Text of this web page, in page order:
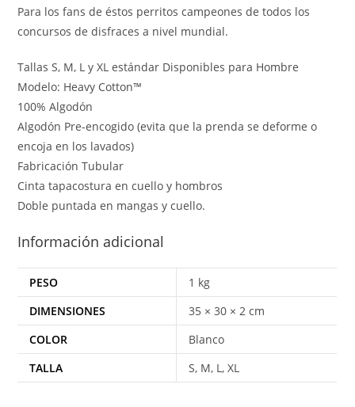
Para los fans de éstos perritos campeones de todos los
concursos de disfraces a nivel mundial.
Tallas S, M, L y XL estándar Disponibles para Hombre
Modelo: Heavy Cotton™
100% Algodón
Algodón Pre-encogido (evita que la prenda se deforme o
encoja en los lavados)
Fabricación Tubular
Cinta tapacostura en cuello y hombros
Doble puntada en mangas y cuello.
Información adicional
PESO
1 kg
DIMENSIONES
35 × 30 × 2 cm
COLOR
Blanco
TALLA
S, M, L, XL